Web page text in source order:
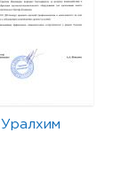
Уралхим